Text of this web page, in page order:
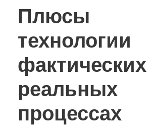
Плюсы
технологии
фактических
реальных
процессах